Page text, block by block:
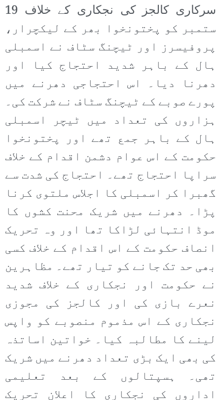
سرکاری کالجز کی نجکاری کے خلاف 19
ستمبر کو پختونخوا بھر کے لیکچرار،
پروفیسرز اور ٹیچنگ سٹاف نے اسمبلی
ہال کے باہر شدید احتجاج کیا اور
دھرنا دیا۔ اس احتجاجی دھرنے میں
پورے صوبے کے ٹیچنگ سٹاف نے شرکت کی۔
ہزاروں کی تعداد میں ٹیچر اسمبلی
ہال کے باہر جمع تھے اور پختونخوا
حکومت کے اس عوام دشمن اقدام کے خلاف
سراپا احتجاج تھے۔ احتجاج کی شدت سے
گھبرا کر اسمبلی کا اجلاس ملتوی کرنا
پڑا۔ دھرنے میں شریک محنت کشوں کا
موڈ انتہائی لڑاکا تھا اور وہ تحریک
انصاف حکومت کے اس اقدام کے خلاف کسی
بھی حد تک جانے کو تیار تھے۔ مظاہرین
نے حکومت اور نجکاری کے خلاف شدید
نعرے بازی کی اور کالجز کی مجوزی
نجکاری کے اس مذموم منصوبے کو واپس
لینے کا مطالبہ کیا۔ خواتین اساتذہ
کی بھی ایک بڑی تعداد دھرنے میں شریک
تھی۔ ہسپتالوں کے بعد تعلیمی
اداروں کی نجکاری کا اعلان تحریک